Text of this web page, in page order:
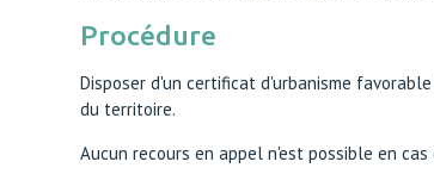
Procédure
Disposer d'un certificat d'urbanisme
du territoire.
Aucun recours en appel n'est possible en